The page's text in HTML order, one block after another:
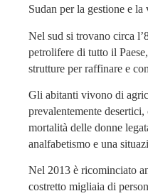
Sudan per la gestione e
Nel sud si trovano circa
petrolifere di tutto il
strutture per raffinare e
Gli abitanti vivono di
prevalentemente desertici,
mortalità delle donne
analfabetismo e una
Nel 2013 è ricominciato
costretto migliaia di